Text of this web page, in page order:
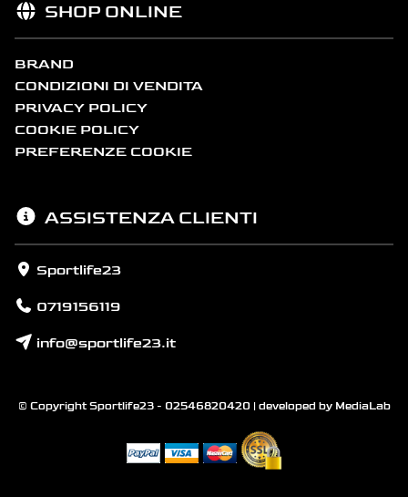
SHOP ONLINE
BRAND
CONDIZIONI DI VENDITA
PRIVACY POLICY
COOKIE POLICY
PREFERENZE COOKIE
ASSISTENZA CLIENTI
Sportlife23
0719156119
info@sportlife23.it
© Copyright Sportlife23 - 02546820420 | developed by MediaLab